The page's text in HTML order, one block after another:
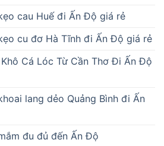
cau Huế đi Ấn Độ giá rẻ
cu đơ Hà Tĩnh đi Ấn Độ giá rẻ
Cá Lóc Từ Cần Thơ Đi Ấn Độ
lang dẻo Quảng Bình đi Ấn
đu đủ đến Ấn Độ